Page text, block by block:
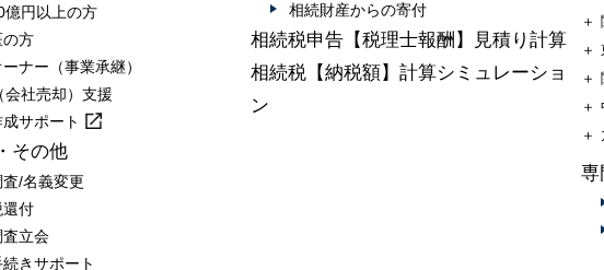
億円以上の方
の方
ナー（事業承継）
会社売却）支援
成サポート
その他
/名義変更
還付
立会
きサポート
相続財産からの寄付
相続税申告【税理士報酬】見積り計算
相続税【納税額】計算シミュレーショ
ン
＋
＋
＋
＋
＋
専